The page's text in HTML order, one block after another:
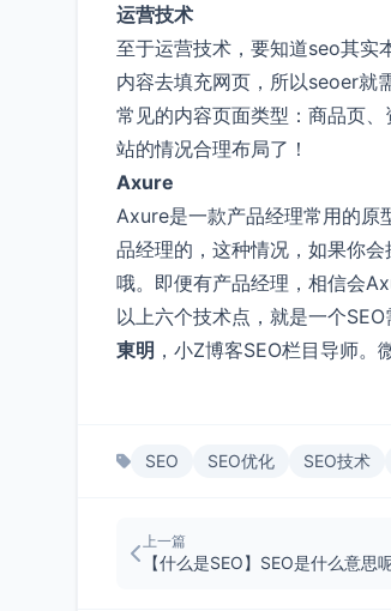
运营技术
至于运营技术，要知道seo其实
内容去填充网页，所以seoer就
常见的内容页面类型：商品页
站的情况合理布局了！
Axure
Axure是一款产品经理常用的原
品经理的，这种情况，如果你
哦。即便有产品经理，相信会
以上六个技术点，就是一个SEO
東明 ，小Z博客SEO栏目导师
SEO SEO优化 SEO技术
上一篇
【什么是SEO】SEO是什么意思